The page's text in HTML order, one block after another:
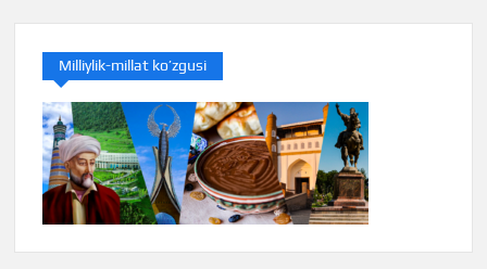
Milliylik-millat ko’zgusi